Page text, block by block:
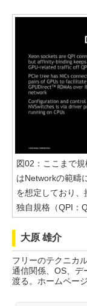
図02：ここまで
はNetworkの範疇
を想定しており
独自規格（QPI：
大原 雄介
フリーのテクニカ
通信関係、OS、デ
渡る。ホームペー